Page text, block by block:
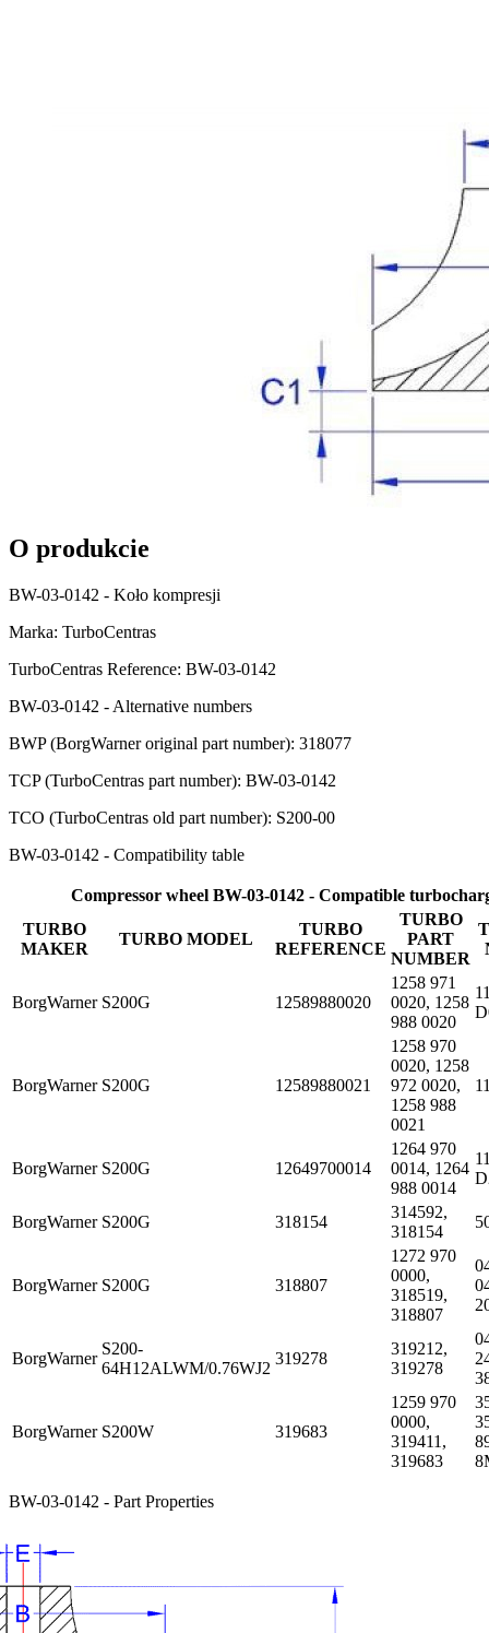
O produkcie
BW-03-0142 - Koło kompresji
Marka: TurboCentras
TurboCentras Reference: BW-03-0142
BW-03-0142 - Alternative numbers
BWP (BorgWarner original part number): 318077
TCP (TurboCentras part number): BW-03-0142
TCO (TurboCentras old part number): S200-00
BW-03-0142 - Compatibility table
Compressor wheel BW-03-0142 - Compatible
TURBO
MAKER
TURBO MODEL
TURBO
REFERENCE
TURBO
PART
NUMBER
BorgWarner S200G 12589880020
1258 971
0020, 1258
988 0020
BorgWarner S200G 12589880021
1258 970
0020, 1258
972 0020,
1258 988
0021
BorgWarner S200G 12649700014
1264 970
0014, 1264
988 0014
BorgWarner S200G 318154
314592,
318154
BorgWarner S200G 318807
1272 970
0000,
318519,
318807
BorgWarner
S200-
64H12ALWM/0.76WJ2
319278
319212,
319278
BorgWarner S200W 319683
1259 970
0000,
319411,
319683
BW-03-0142 - Part Properties